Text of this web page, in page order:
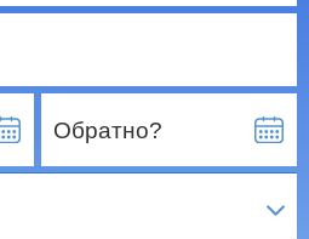
Обратно?